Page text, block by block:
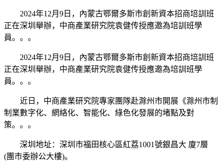
2024年12月9日，內蒙古鄂爾多斯市創新資本招商培訓班
正在深圳舉辦，中商產業研究院袁健传授應邀為培訓班學
員。。。
2024年12月9日，內蒙古鄂爾多斯市創新資本招商培訓班
正在深圳舉辦，中商產業研究院袁健传授應邀為培訓班學
員。。。
近日，中商產業研究院專家團隊赴滁州市開展《滁州市制
制業數字化、網絡化、智能化、綠色化發展的堵點及對
策。。。
深圳地址：深圳市福田核心區紅荔1001號銀昌大 廈7層
(團市委辦公大樓)。